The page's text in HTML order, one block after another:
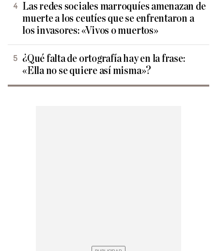
Las redes sociales marroquíes amenazan de
muerte a los ceutíes que se enfrentaron a
los invasores: «Vivos o muertos»
¿Qué falta de ortografía hay en la frase:
«Ella no se quiere así misma»?